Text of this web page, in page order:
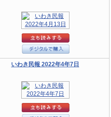
いわき民報 2022年4年7日